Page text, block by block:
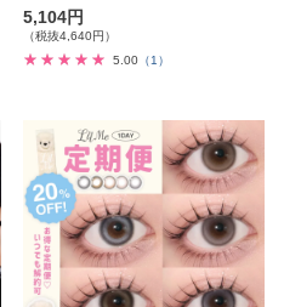
5,104円
（税抜4,640円）
5.00 （1）